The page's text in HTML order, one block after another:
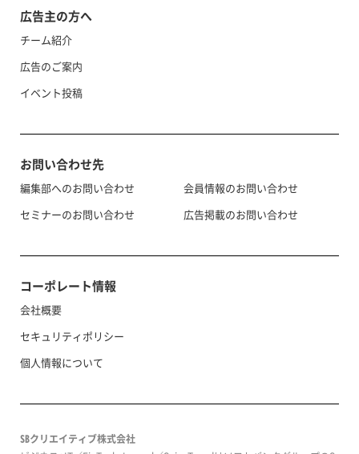
広告主の方へ
チーム紹介
広告のご案内
イベント投稿
お問い合わせ先
編集部へのお問い合わせ
セミナーのお問い合わせ
会員情報のお問い合わせ
広告掲載のお問い合わせ
コーポレート情報
会社概要
セキュリティポリシー
個人情報について
SBクリエイティブ株式会社